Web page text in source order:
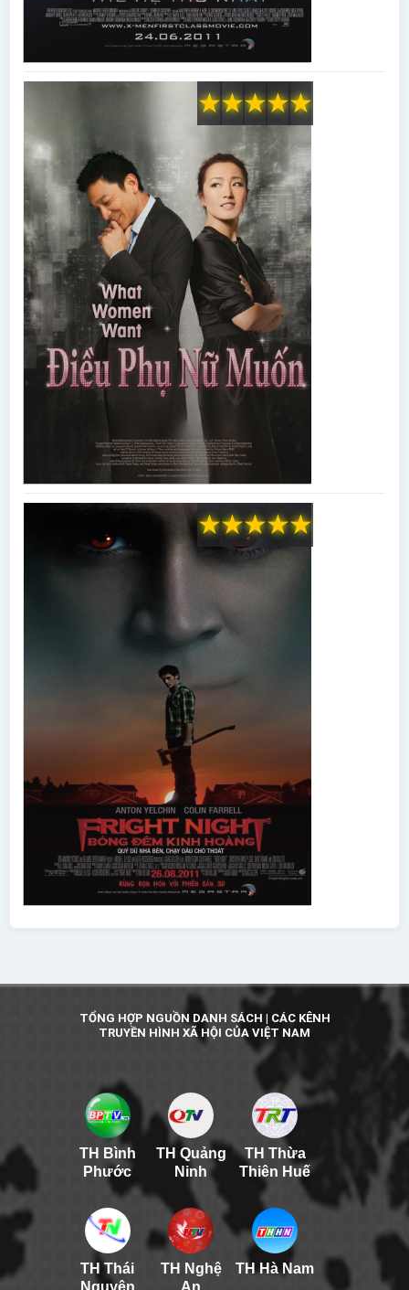
★
★
★
★
★
★
★
★
★
★
TỔNG HỢP NGUỒN DANH SÁCH | CÁC KÊNH
TRUYỀN HÌNH XÃ HỘI CỦA VIỆT NAM
TH Bình
Phước
TH Quảng
Ninh
TH Thừa
Thiên Huế
TH Thái
Nguyên
TH Nghệ
An
TH Hà Nam